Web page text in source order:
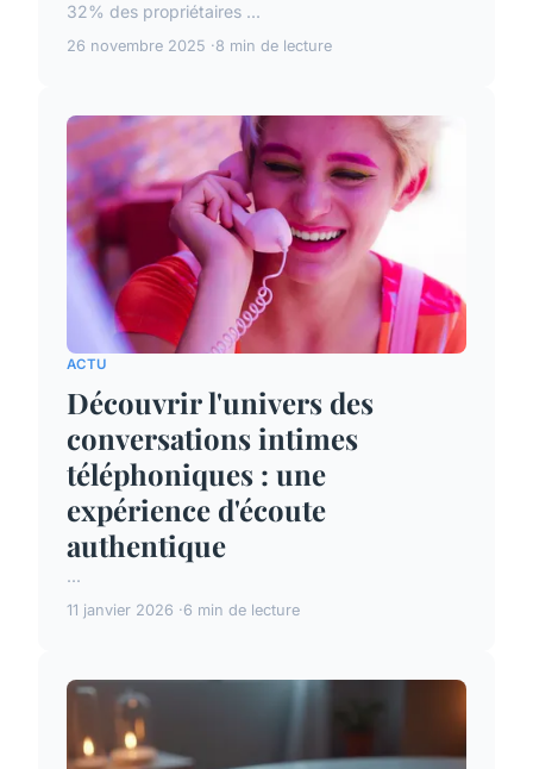
32% des propriétaires ...
26 novembre 2025 8 min de lecture
ACTU
Découvrir l'univers des
conversations intimes
téléphoniques : une
expérience d'écoute
authentique
...
11 janvier 2026 6 min de lecture